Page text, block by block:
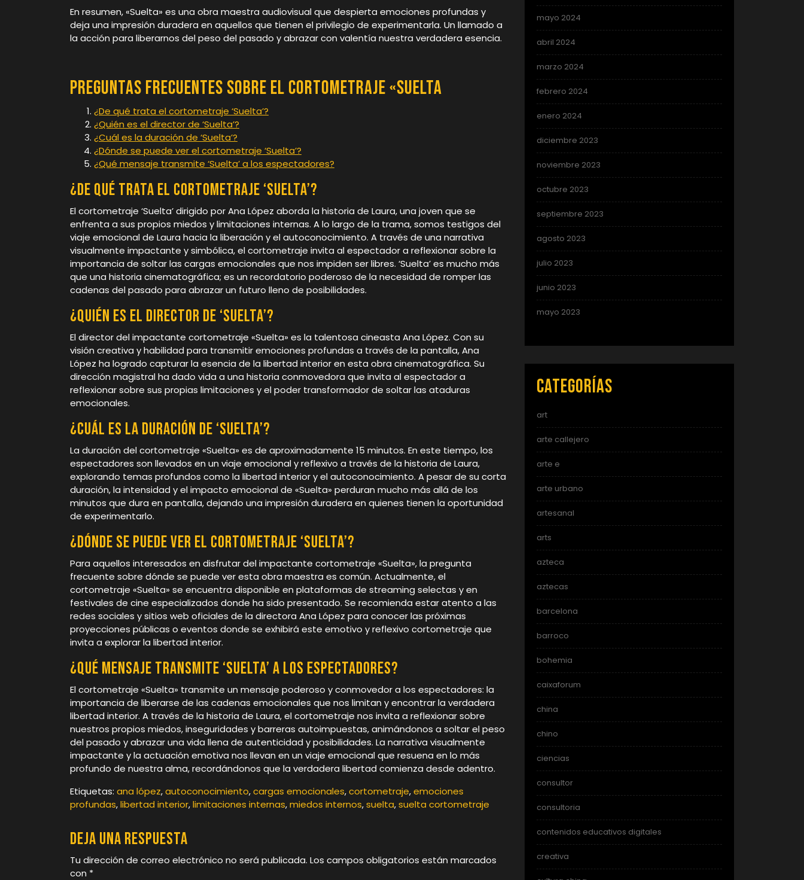
En resumen, «Suelta» es una obra maestra audiovisual que despierta emociones profundas y
deja una impresión duradera en aquellos que tienen el privilegio de experimentarla. Un llamado a
la acción para liberarnos del peso del pasado y abrazar con valentía nuestra verdadera esencia.
Preguntas Frecuentes sobre el Cortometraje «Suelta
¿De qué trata el cortometraje ‘Suelta’?
¿Quién es el director de ‘Suelta’?
¿Cuál es la duración de ‘Suelta’?
¿Dónde se puede ver el cortometraje ‘Suelta’?
¿Qué mensaje transmite ‘Suelta’ a los espectadores?
¿De qué trata el cortometraje ‘Suelta’?
El cortometraje ‘Suelta’ dirigido por Ana López aborda la historia de Laura, una joven que se
enfrenta a sus propios miedos y limitaciones internas. A lo largo de la trama, somos testigos del
viaje emocional de Laura hacia la liberación y el autoconocimiento. A través de una narrativa
visualmente impactante y simbólica, el cortometraje invita al espectador a reflexionar sobre la
importancia de soltar las cargas emocionales que nos impiden ser libres. ‘Suelta’ es mucho más
que una historia cinematográfica; es un recordatorio poderoso de la necesidad de romper las
cadenas del pasado para abrazar un futuro lleno de posibilidades.
¿Quién es el director de ‘Suelta’?
El director del impactante cortometraje «Suelta» es la talentosa cineasta Ana López. Con su
visión creativa y habilidad para transmitir emociones profundas a través de la pantalla, Ana
López ha logrado capturar la esencia de la libertad interior en esta obra cinematográfica. Su
dirección magistral ha dado vida a una historia conmovedora que invita al espectador a
reflexionar sobre sus propias limitaciones y el poder transformador de soltar las ataduras
emocionales.
¿Cuál es la duración de ‘Suelta’?
La duración del cortometraje «Suelta» es de aproximadamente 15 minutos. En este tiempo, los
espectadores son llevados en un viaje emocional y reflexivo a través de la historia de Laura,
explorando temas profundos como la libertad interior y el autoconocimiento. A pesar de su corta
duración, la intensidad y el impacto emocional de «Suelta» perduran mucho más allá de los
minutos que dura en pantalla, dejando una impresión duradera en quienes tienen la oportunidad
de experimentarlo.
¿Dónde se puede ver el cortometraje ‘Suelta’?
Para aquellos interesados en disfrutar del impactante cortometraje «Suelta», la pregunta
frecuente sobre dónde se puede ver esta obra maestra es común. Actualmente, el
cortometraje «Suelta» se encuentra disponible en plataformas de streaming selectas y en
festivales de cine especializados donde ha sido presentado. Se recomienda estar atento a las
redes sociales y sitios web oficiales de la directora Ana López para conocer las próximas
proyecciones públicas o eventos donde se exhibirá este emotivo y reflexivo cortometraje que
invita a explorar la libertad interior.
¿Qué mensaje transmite ‘Suelta’ a los espectadores?
El cortometraje «Suelta» transmite un mensaje poderoso y conmovedor a los espectadores: la
importancia de liberarse de las cadenas emocionales que nos limitan y encontrar la verdadera
libertad interior. A través de la historia de Laura, el cortometraje nos invita a reflexionar sobre
nuestros propios miedos, inseguridades y barreras autoimpuestas, animándonos a soltar el peso
del pasado y abrazar una vida llena de autenticidad y posibilidades. La narrativa visualmente
impactante y la actuación emotiva nos llevan en un viaje emocional que resuena en lo más
profundo de nuestra alma, recordándonos que la verdadera libertad comienza desde adentro.
Etiquetas: ana lópez,autoconocimiento,cargas emocionales,cortometraje,emociones
profundas,libertad interior,limitaciones internas,miedos internos,suelta,suelta cortometraje
Deja una respuesta
Tu dirección de correo electrónico no será publicada. Los campos obligatorios están marcados
con *
mayo 2024
abril 2024
marzo 2024
febrero 2024
enero 2024
diciembre 2023
noviembre 2023
octubre 2023
septiembre 2023
agosto 2023
julio 2023
junio 2023
mayo 2023
Categorías
art
arte callejero
arte e
arte urbano
artesanal
arts
azteca
aztecas
barcelona
barroco
bohemia
caixaforum
china
chino
ciencias
consultor
consultoria
contenidos educativos digitales
creativa